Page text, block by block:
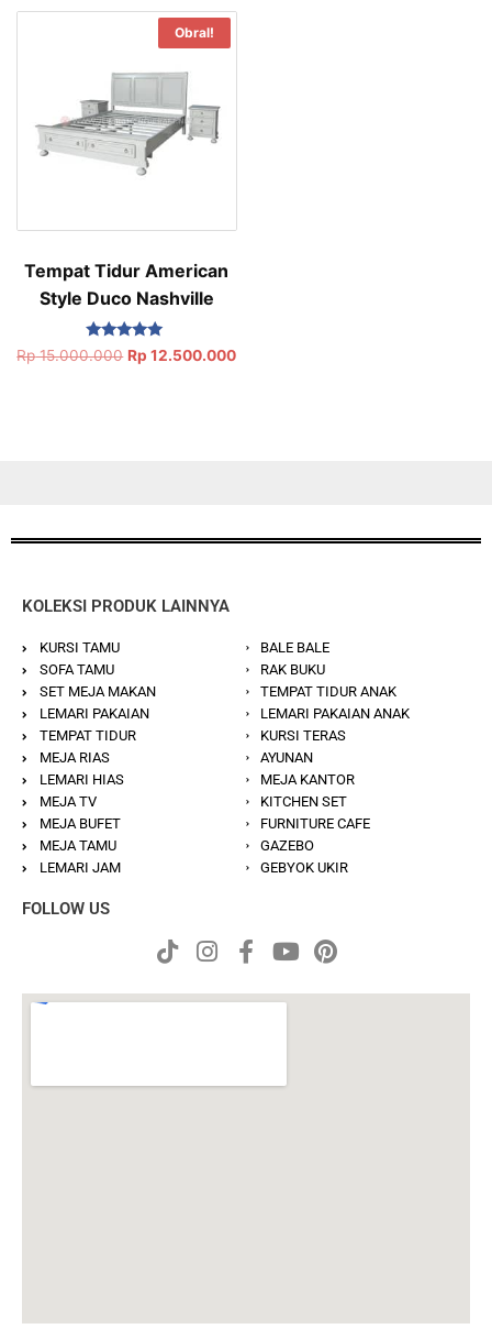
Obral!
Tempat Tidur American
Style Duco Nashville
Dinilai
5.00
Rp15.000.000 Rp 12.500.000
KOLEKSI PRODUK LAINNYA
KURSI TAMU
SOFA TAMU
SET MEJA MAKAN
LEMARI PAKAIAN
TEMPAT TIDUR
MEJA RIAS
LEMARI HIAS
MEJA TV
MEJA BUFET
MEJA TAMU
LEMARI JAM
BALE BALE
RAK BUKU
TEMPAT TIDUR ANAK
LEMARI PAKAIAN ANAK
KURSI TERAS
AYUNAN
MEJA KANTOR
KITCHEN SET
FURNITURE CAFE
GAZEBO
GEBYOK UKIR
FOLLOW US